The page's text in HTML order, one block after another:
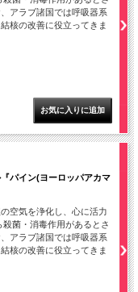
アラブ諸国では呼吸器系
核の改善に役立ってきま
パイン(ヨーロッパアカマ
空気を浄化し、心に活力
菌・消毒作用があるとさ
アラブ諸国では呼吸器系
核の改善に役立ってきま